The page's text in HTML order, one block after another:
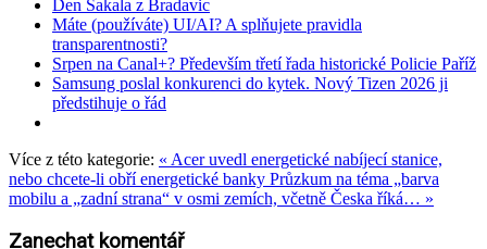
Den Šakala z Bradavic
Máte (používáte) UI/AI? A splňujete pravidla
transparentnosti?
Srpen na Canal+? Především třetí řada historické Policie Paříž
Samsung poslal konkurenci do kytek. Nový Tizen 2026 ji
předstihuje o řád
Více z této kategorie: « Acer uvedl energetické nabíjecí stanice,
nebo chcete-li obří energetické banky Průzkum na téma „barva
mobilu a „zadní strana“ v osmi zemích, včetně Česka říká… »
Zanechat komentář